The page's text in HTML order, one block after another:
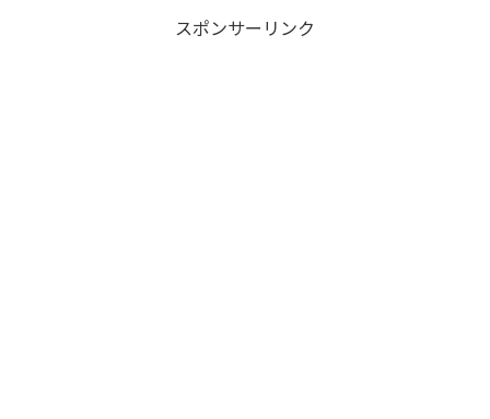
スポンサーリンク